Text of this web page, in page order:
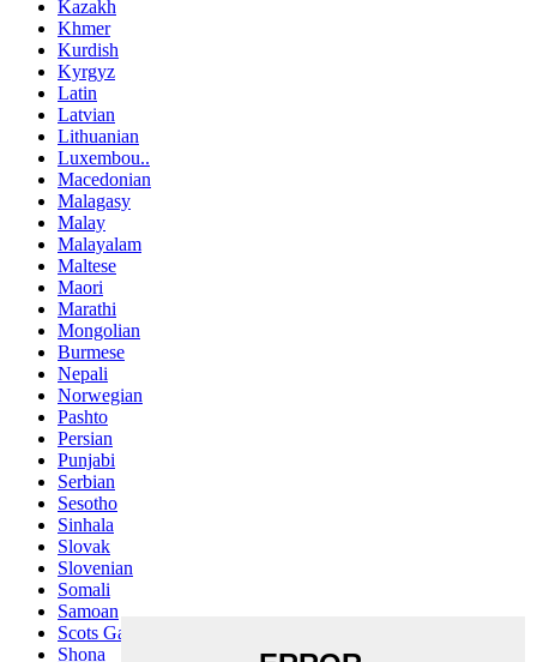
Kazakh
Khmer
Kurdish
Kyrgyz
Latin
Latvian
Lithuanian
Luxembou..
Macedonian
Malagasy
Malay
Malayalam
Maltese
Maori
Marathi
Mongolian
Burmese
Nepali
Norwegian
Pashto
Persian
Punjabi
Serbian
Sesotho
Sinhala
Slovak
Slovenian
Somali
Samoan
Scots Gaelic
Shona